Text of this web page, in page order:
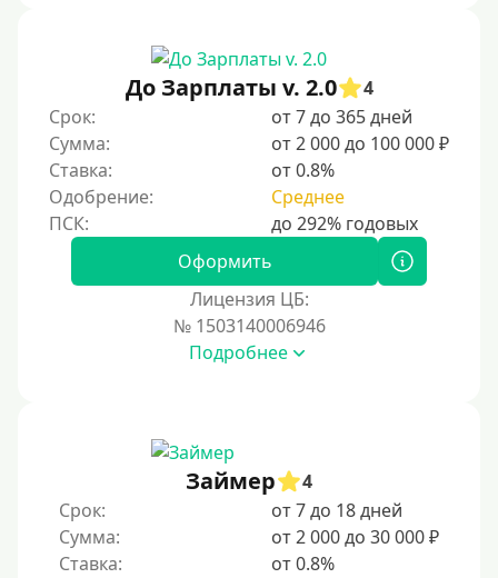
До Зарплаты v. 2.0
4
Срок:
от 7 до 365 дней
Сумма:
от 2 000 до 100 000 ₽
Ставка:
от 0.8%
Одобрение:
Среднее
Оформить
Лицензия ЦБ:
№ 1503140006946
Подробнее
Займер
4
Срок:
от 7 до 18 дней
Сумма:
от 2 000 до 30 000 ₽
Ставка:
от 0.8%